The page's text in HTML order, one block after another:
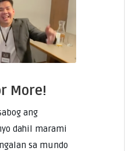
More!
ang
dahil marami
sa mundo